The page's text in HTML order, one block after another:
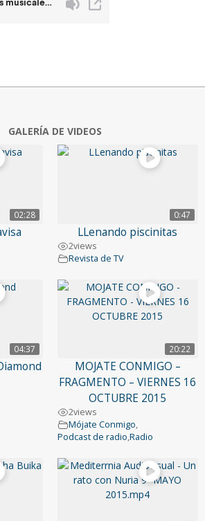
GALERÍA DE VIDEOS
02:28 0:47
LLenando piscinitas
2views
Revista de TV
04:37 20:22
MOJATE CONMIGO –
FRAGMENTO – VIERNES 16
OCTUBRE 2015
2views
Mójate Conmigo,
Podcast de radio,Radio